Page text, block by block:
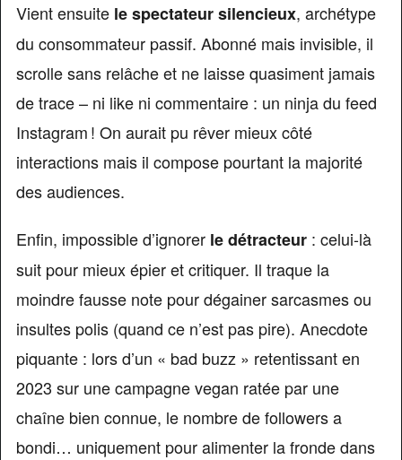
Vient ensuite le spectateur silencieux, archétype
du consommateur passif. Abonné mais invisible, il
scrolle sans relâche et ne laisse quasiment jamais
de trace – ni like ni commentaire : un ninja du feed
Instagram ! On aurait pu rêver mieux côté
interactions mais il compose pourtant la majorité
des audiences.
Enfin, impossible d’ignorer le détracteur: celui-là
suit pour mieux épier et critiquer. Il traque la
moindre fausse note pour dégainer sarcasmes ou
insultes polis (quand ce n’est pas pire). Anecdote
piquante : lors d’un « bad buzz » retentissant en
2023 sur une campagne vegan ratée par une
chaîne bien connue, le nombre de followers a
bondi… uniquement pour alimenter la fronde dans